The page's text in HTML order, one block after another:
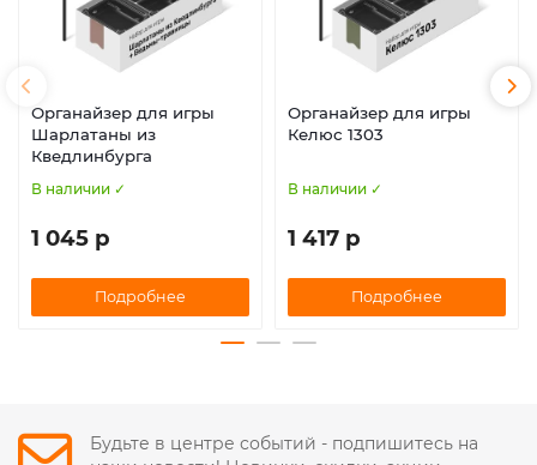
Органайзер для игры
Шарлатаны из
Кведлинбурга
В наличии ✓
1 045 р
Подробнее
Органайзер для игры
Келюс 1303
В наличии ✓
1 417 р
Подробнее
Будьте в центре событий - подпишитесь на